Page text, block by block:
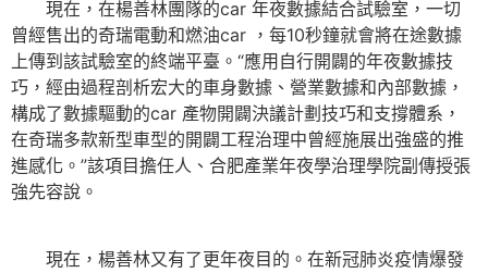
現在，在楊善林團隊的car 年夜數據結合試驗室，一切
曾經售出的奇瑞電動和燃油car ，每10秒鐘就會將在途數據
上傳到該試驗室的終端平臺。“應用自行開闢的年夜數據技
巧，經由過程剖析宏大的車身數據、營業數據和內部數據，
構成了數據驅動的car 產物開闢決議計劃技巧和支撐體系，
在奇瑞多款新型車型的開闢工程治理中曾經施展出強盛的推
進感化。”該項目擔任人、合肥產業年夜學治理學院副傳授張
強先容說。
現在，楊善林又有了更年夜目的。在新冠肺炎疫情爆發